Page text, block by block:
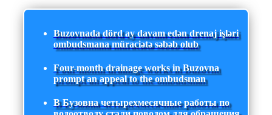
Buzovnada dörd ay davam edən drenaj işləri
ombudsmana müraciətə səbəb olub
Four-month drainage works in Buzovna
prompt an appeal to the ombudsman
В Бузовна четырехмесячные работы по